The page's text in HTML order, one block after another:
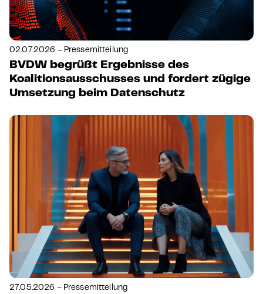
02.07.2026 – Pressemitteilung
BVDW begrüßt Ergebnisse des
Koalitionsausschusses und fordert zügige
Umsetzung beim Datenschutz
27.05.2026 – Pressemitteilung